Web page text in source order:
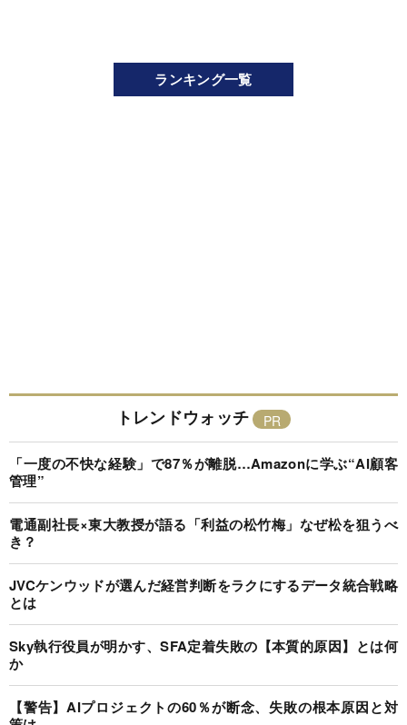
ランキング一覧
トレンドウォッチ
「一度の不快な経験」で87％が離脱…Amazonに学ぶ“AI顧客
管理”
電通副社長×東大教授が語る「利益の松竹梅」なぜ松を狙うべ
き？
JVCケンウッドが選んだ経営判断をラクにするデータ統合戦略
とは
Sky執行役員が明かす、SFA定着失敗の【本質的原因】とは何
か
【警告】AIプロジェクトの60％が断念、失敗の根本原因と対